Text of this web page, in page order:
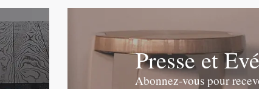
Presse et
Abonnez-vous pour